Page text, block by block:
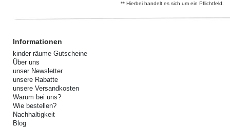
** Hierbei handelt es sich um ein Pflichtfeld.
Informationen
kinder räume Gutscheine
Über uns
unser Newsletter
unsere Rabatte
unsere Versandkosten
Warum bei uns?
Wie bestellen?
Nachhaltigkeit
Blog